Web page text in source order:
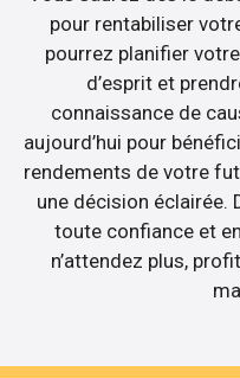
pour rentabiliser
pourrez planifier
d’esprit et
connaissance de
aujourd’hui pour
rendements de votre
une décision éclairée.
toute confiance et
n’attendez plus,